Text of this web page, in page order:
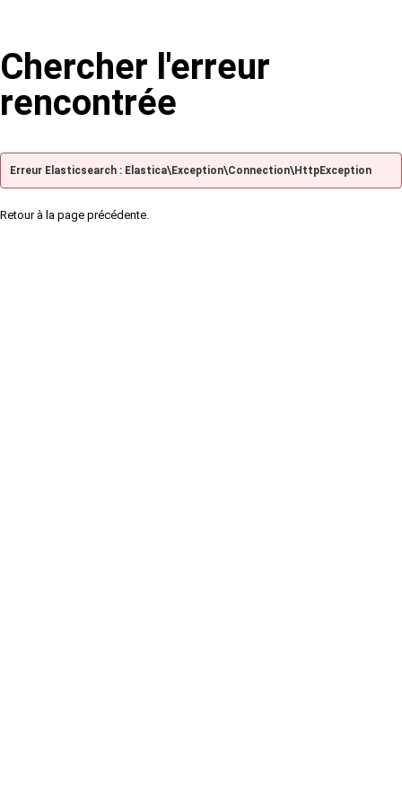
Chercher l'erreur
rencontrée
Erreur Elasticsearch : Elastica\Exception\Connection\HttpException
Retour à la page précédente.